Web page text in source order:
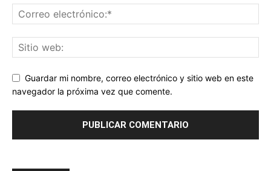
Guardar mi nombre, correo electrónico y sitio web en este
navegador la próxima vez que comente.